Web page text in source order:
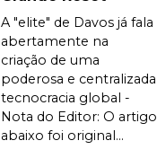
A "elite" de Davos já fala
abertamente na
criação de uma
poderosa e centralizada
tecnocracia global -
Nota do Editor: O artigo
abaixo foi original...